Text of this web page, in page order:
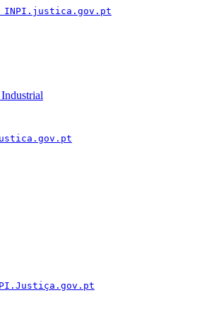
INPI.justica.gov.pt